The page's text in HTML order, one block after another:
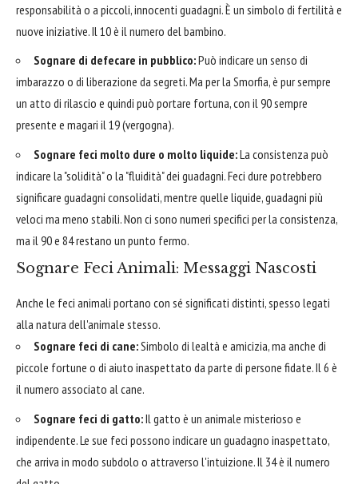
responsabilità o a piccoli, innocenti guadagni. È un simbolo di fertilità e
nuove iniziative. Il 10 è il numero del bambino.
Sognare di defecare in pubblico:Può indicare un senso di
imbarazzo o di liberazione da segreti. Ma per la Smorfia, è pur sempre
un atto di rilascio e quindi può portare fortuna, con il 90 sempre
presente e magari il 19 (vergogna).
Sognare feci molto dure o molto liquide:La consistenza può
indicare la "solidità" o la "fluidità" dei guadagni. Feci dure potrebbero
significare guadagni consolidati, mentre quelle liquide, guadagni più
veloci ma meno stabili. Non ci sono numeri specifici per la consistenza,
ma il 90 e 84 restano un punto fermo.
Sognare Feci Animali: Messaggi Nascosti
Anche le feci animali portano con sé significati distinti, spesso legati
alla natura dell'animale stesso.
Sognare feci di cane:Simbolo di lealtà e amicizia, ma anche di
piccole fortune o di aiuto inaspettato da parte di persone fidate. Il 6 è
il numero associato al cane.
Sognare feci di gatto:Il gatto è un animale misterioso e
indipendente. Le sue feci possono indicare un guadagno inaspettato,
che arriva in modo subdolo o attraverso l'intuizione. Il 34 è il numero